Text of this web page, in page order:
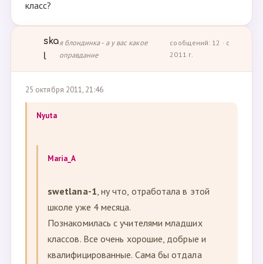
класс?
ska
l
я блондинка - а у вас какое
оправдание
сообщений: 12 · с
2011 г.
25 октября 2011, 21:46
Nyuta
Maria_A
swetlana-1, ну что, отработала в этой
школе уже 4 месяца.
Познакомилась с учителями младших
классов. Все очень хорошие, добрые и
квалифицированные. Сама бы отдала